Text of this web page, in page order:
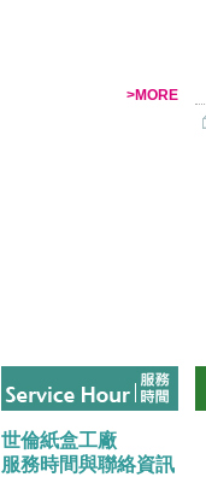
>MORE
世倫紙盒工廠
服務時間與聯絡資訊